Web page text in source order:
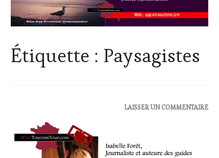
Étiquette : Paysagistes
WINE
TASTING
LAISSER UN COMMENTAIRE